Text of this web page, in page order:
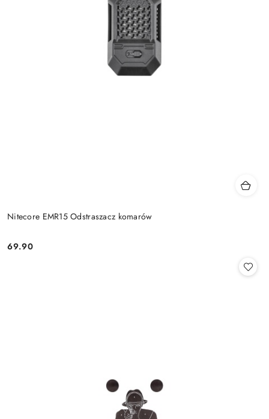
Nitecore EMR15 Odstraszacz komarów
Cena:
69.90